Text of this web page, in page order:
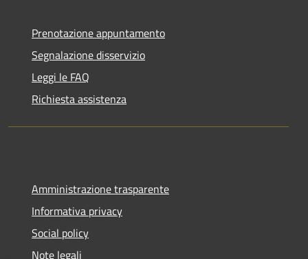
Prenotazione appuntamento
Segnalazione disservizio
Leggi le FAQ
Richiesta assistenza
Amministrazione trasparente
Informativa privacy
Social policy
Note legali